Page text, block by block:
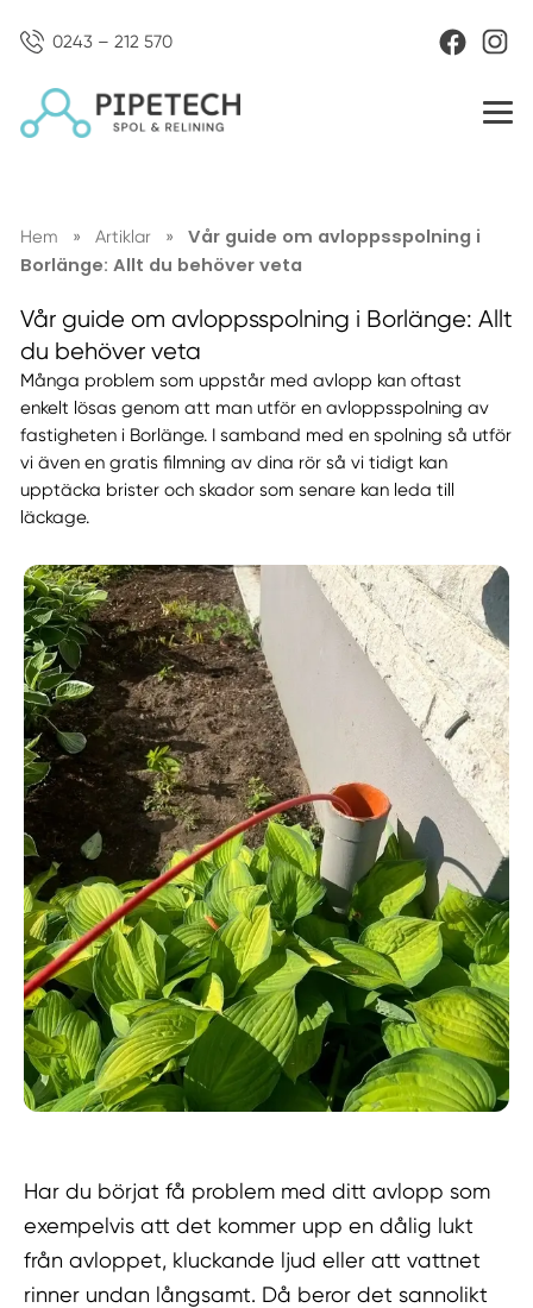
0243 – 212 570
Hem » Artiklar »
Vår guide om avloppsspolning i
Borlänge: Allt du behöver veta
Vår guide om avloppsspolning i Borlänge: Allt
du behöver veta
Många problem som uppstår med avlopp kan oftast
enkelt lösas genom att man utför en avloppsspolning av
fastigheten i Borlänge. I samband med en spolning så utför
vi även en gratis filmning av dina rör så vi tidigt kan
upptäcka brister och skador som senare kan leda till
läckage.
Har du börjat få problem med ditt avlopp som
exempelvis att det kommer upp en dålig lukt
från avloppet, kluckande ljud eller att vattnet
rinner undan långsamt. Då beror det sannolikt